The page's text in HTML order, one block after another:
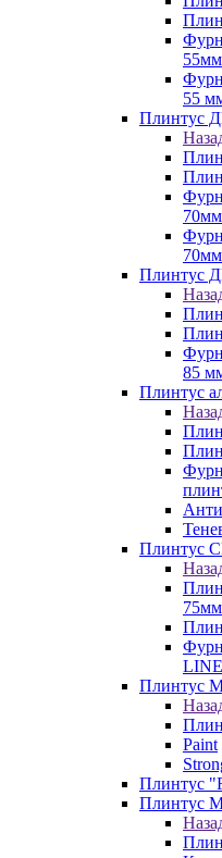
55мм
55
Плинтус
70мм
Плинтус
85
Плинтус
Плинтус
75мм
Плинтус
Paint
Плинтус
Плинтус